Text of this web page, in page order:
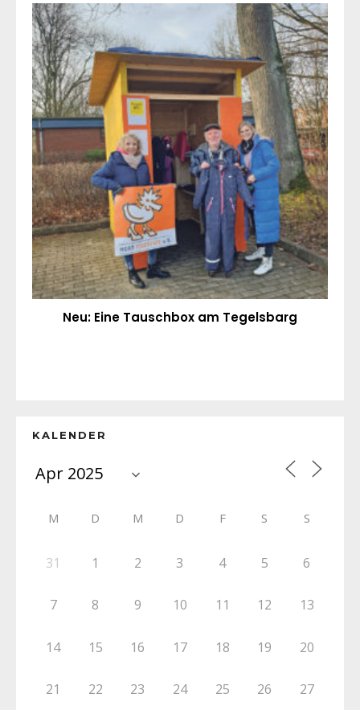
Neu: Eine Tauschbox am Tegelsbarg
KALENDER
M D M D F S S
31 1 2 3 4 5 6
7 8 9 10 11 12 13
14 15 16 17 18 19 20
21 22 23 24 25 26 27